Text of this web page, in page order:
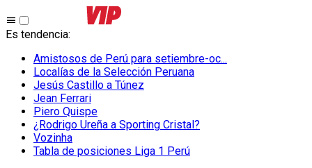
Es tendencia:
Amistosos de Perú para setiembre-oc...
Localías de la Selección Peruana
Jesús Castillo a Túnez
Jean Ferrari
Piero Quispe
¿Rodrigo Ureña a Sporting Cristal?
Vozinha
Tabla de posiciones Liga 1 Perú